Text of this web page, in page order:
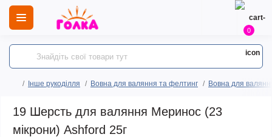
0
Інше рукоділля Вовна для валяння та фелтинг Вовна для
19 Шерсть для валяння Меринос (23
мікрони) Ashford 25г